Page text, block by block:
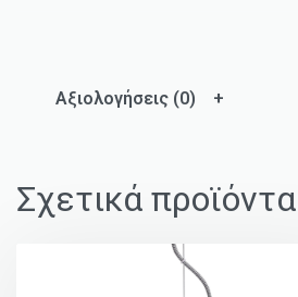
Αξιολογήσεις (0)
Σχετικά προϊόντα